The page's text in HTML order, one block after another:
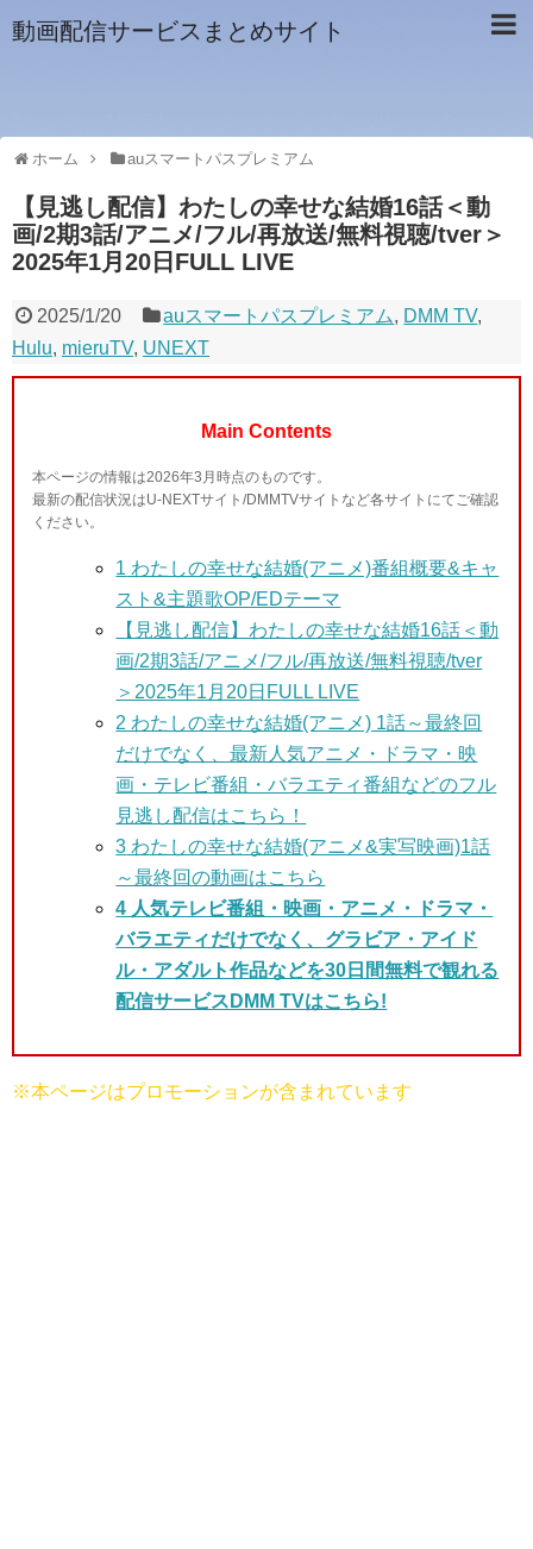
動画配信サービスまとめサイト
ホーム auスマートパスプレミアム
【見逃し配信】わたしの幸せな結婚16話＜動
画/2期3話/アニメ/フル/再放送/無料視聴/tver＞
2025年1月20日FULL LIVE
2025/1/20 auスマートパスプレミアム, DMM TV,
Hulu, mieruTV, UNEXT
Main Contents
本ページの情報は2026年3月時点のものです。
最新の配信状況はU-NEXTサイト/DMMTVサイトなど各サイトにてご確認
ください。
1 わたしの幸せな結婚(アニメ)番組概要&キャ
スト&主題歌OP/EDテーマ
【見逃し配信】わたしの幸せな結婚16話＜動
画/2期3話/アニメ/フル/再放送/無料視聴/tver
＞2025年1月20日FULL LIVE
2 わたしの幸せな結婚(アニメ) 1話～最終回
だけでなく、最新人気アニメ・ドラマ・映
画・テレビ番組・バラエティ番組などのフル
見逃し配信はこちら！
3 わたしの幸せな結婚(アニメ&実写映画)1話
～最終回の動画はこちら
4 人気テレビ番組・映画・アニメ・ドラマ・
バラエティだけでなく、グラビア・アイド
ル・アダルト作品などを30日間無料で観れる
配信サービスDMM TVはこちら!
※本ページはプロモーションが含まれています